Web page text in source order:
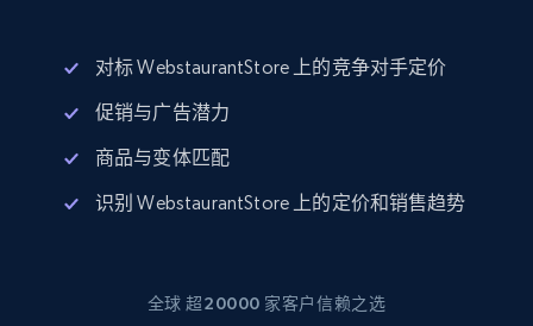
对标 WebstaurantStore 上的竞争对手定价
促销与广告潜力
商品与变体匹配
识别 WebstaurantStore 上的定价和销售趋势
全球 超20000 家客户信赖之选